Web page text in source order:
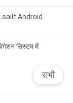
Android
सिस्टम में
सभी